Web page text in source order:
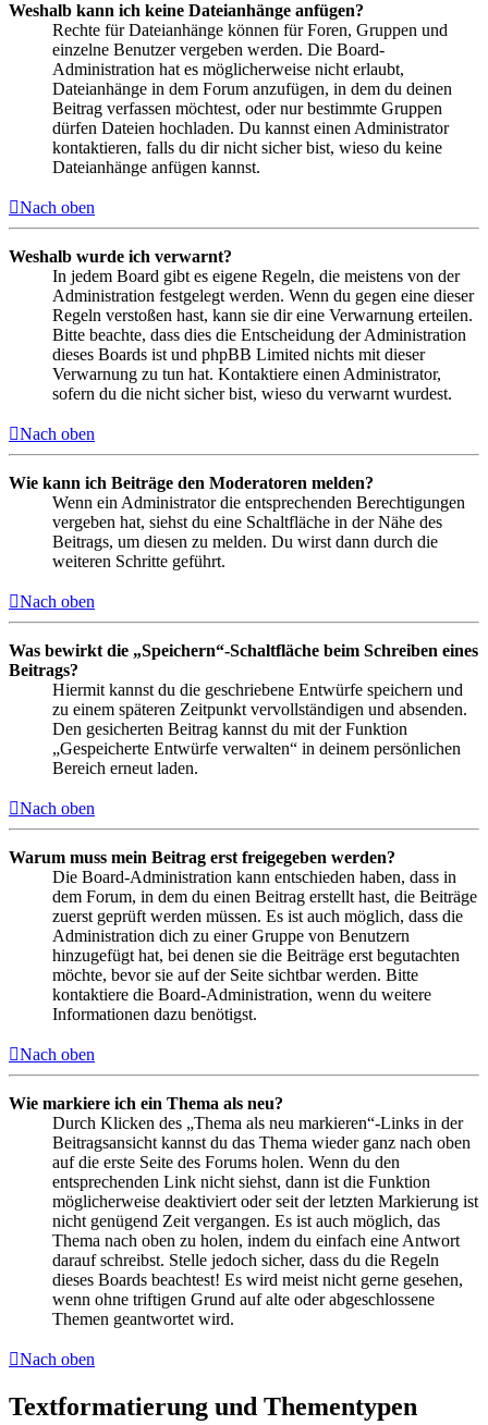
Weshalb kann ich keine Dateianhänge anfügen?
Rechte für Dateianhänge können für Foren, Gruppen und
einzelne Benutzer vergeben werden. Die Board-
Administration hat es möglicherweise nicht erlaubt,
Dateianhänge in dem Forum anzufügen, in dem du deinen
Beitrag verfassen möchtest, oder nur bestimmte Gruppen
dürfen Dateien hochladen. Du kannst einen Administrator
kontaktieren, falls du dir nicht sicher bist, wieso du keine
Dateianhänge anfügen kannst.
Nach oben
Weshalb wurde ich verwarnt?
In jedem Board gibt es eigene Regeln, die meistens von der
Administration festgelegt werden. Wenn du gegen eine dieser
Regeln verstoßen hast, kann sie dir eine Verwarnung erteilen.
Bitte beachte, dass dies die Entscheidung der Administration
dieses Boards ist und phpBB Limited nichts mit dieser
Verwarnung zu tun hat. Kontaktiere einen Administrator,
sofern du die nicht sicher bist, wieso du verwarnt wurdest.
Nach oben
Wie kann ich Beiträge den Moderatoren melden?
Wenn ein Administrator die entsprechenden Berechtigungen
vergeben hat, siehst du eine Schaltfläche in der Nähe des
Beitrags, um diesen zu melden. Du wirst dann durch die
weiteren Schritte geführt.
Nach oben
Was bewirkt die „Speichern“-Schaltfläche beim Schreiben eines
Beitrags?
Hiermit kannst du die geschriebene Entwürfe speichern und
zu einem späteren Zeitpunkt vervollständigen und absenden.
Den gesicherten Beitrag kannst du mit der Funktion
„Gespeicherte Entwürfe verwalten“ in deinem persönlichen
Bereich erneut laden.
Nach oben
Warum muss mein Beitrag erst freigegeben werden?
Die Board-Administration kann entschieden haben, dass in
dem Forum, in dem du einen Beitrag erstellt hast, die Beiträge
zuerst geprüft werden müssen. Es ist auch möglich, dass die
Administration dich zu einer Gruppe von Benutzern
hinzugefügt hat, bei denen sie die Beiträge erst begutachten
möchte, bevor sie auf der Seite sichtbar werden. Bitte
kontaktiere die Board-Administration, wenn du weitere
Informationen dazu benötigst.
Nach oben
Wie markiere ich ein Thema als neu?
Durch Klicken des „Thema als neu markieren“-Links in der
Beitragsansicht kannst du das Thema wieder ganz nach oben
auf die erste Seite des Forums holen. Wenn du den
entsprechenden Link nicht siehst, dann ist die Funktion
möglicherweise deaktiviert oder seit der letzten Markierung ist
nicht genügend Zeit vergangen. Es ist auch möglich, das
Thema nach oben zu holen, indem du einfach eine Antwort
darauf schreibst. Stelle jedoch sicher, dass du die Regeln
dieses Boards beachtest! Es wird meist nicht gerne gesehen,
wenn ohne triftigen Grund auf alte oder abgeschlossene
Themen geantwortet wird.
Nach oben
Textformatierung und Thementypen